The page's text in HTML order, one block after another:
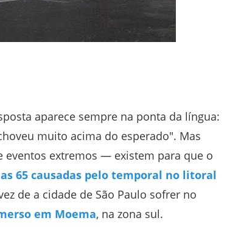
aparece sempre na ponta da língua:
muito acima do esperado". Mas
extremos — existem para que o
65 causadas pelo temporal no litoral
de a cidade de São Paulo sofrer no
em Moema, na zona sul.